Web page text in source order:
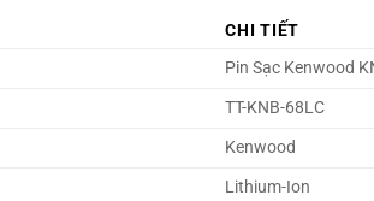
CHI TIẾT
Pin Sạc Kenwood
TT-KNB-68LC
Kenwood
Lithium-Ion